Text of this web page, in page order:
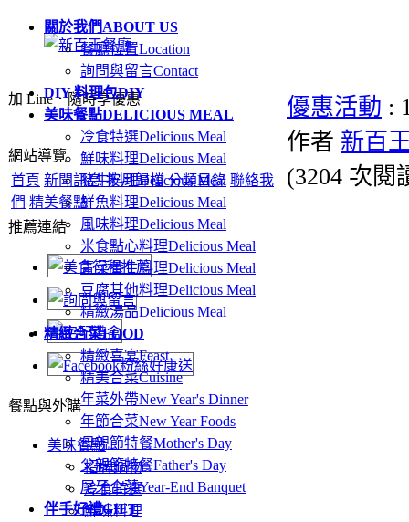
關於我們ABOUT US
餐廳位置Location
詢問與留言Contact
DIY 料理包DIY
美味餐點DELICIOUS MEAL
冷食特選Delicious Meal
鮮味料理Delicious Meal
豬牛料理Delicious Meal
鮮魚料理Delicious Meal
風味料理Delicious Meal
米食點心料理Delicious Meal
青菜養生料理Delicious Meal
豆腐其他料理Delicious Meal
精緻湯品Delicious Meal
精緻合菜FOOD
精緻喜宴Feast
精美合菜Cuisine
年菜外帶New Year's Dinner
年節合菜New Year Foods
母親節特餐Mother's Day
父親節特餐Father's Day
尾牙合菜Year-End Banquet
伴手好禮GIFT
加 Line．隨時享優惠
網站導覽
首頁 新聞訊息 按月歸檔 分類目錄 聯絡我
們 精美餐點
推薦連結
餐點與外購
美味餐點
招牌鍋物
冷食特選
鮮味料理
優惠活動 :
作者 新百
(3204 次閱